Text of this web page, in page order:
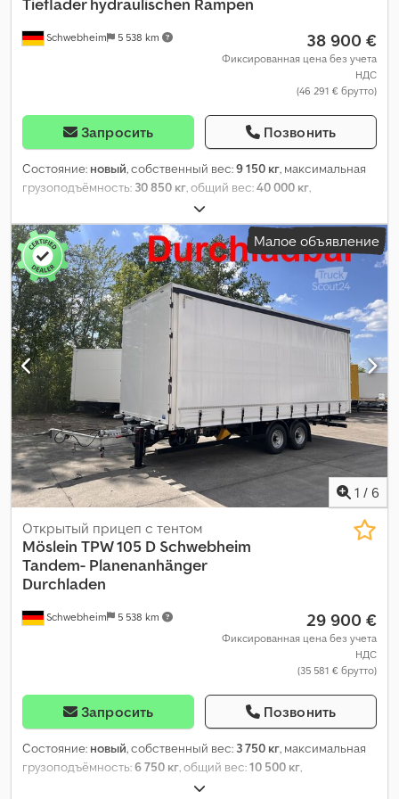
Schwebheim 5 538 km
Tieflader hydraulischen Rampen
38 900 €
Фиксированная цена без учета
НДС
(46 291 € брутто)
Запросить Позвонить
Состояние: новый, собственный вес:9 150 кг, максимальная
грузоподъёмность: 30 850 кг, общий вес:40 000 кг,
, длина грузового отсека:
подвеска:воздух, размер шины:235/75 R 17,5, цвет:другое, тип
передачи:другое , размер передней шины:235/75 R 17,5,
размер задней шины:235/75 R 17,5, кабина водителя:другое
класс выбросов:нет, топливо:биодизель, Оборудование:
пневматический тормоз
Малое объявление
1 / 6
Schwebheim 5 538 km
Открытый прицеп с тентом
Möslein TPW 105 D Schwebheim
Tandem- Planenanhänger
Durchladen
29 900 €
Фиксированная цена без учета
НДС
(35 581 € брутто)
Запросить Позвонить
Состояние: новый, собственный вес: 3 750 кг, максимальная
грузоподъёмность:6 750 кг, общий вес:10 500 кг,
, длина грузового отсека: